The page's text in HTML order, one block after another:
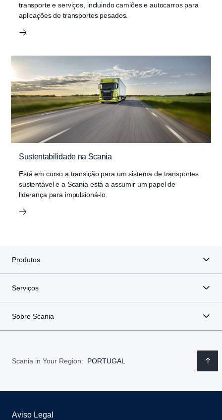
transporte e serviços, incluindo camiões e autocarros para
aplicações de transportes pesados.
Sustentabilidade na Scania
Está em curso a transição para um sistema de transportes
sustentável e a Scania está a assumir um papel de
liderança para impulsioná-lo.
Produtos
Serviços
Sobre Scania
Scania in Your Region: PORTUGAL
Aviso Legal